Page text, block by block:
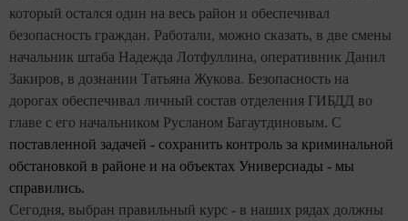
который остался один на весь район и обеспечивал
безопасность граждан. Работали, можно сказать, в две смены
начальник штаба Надежда Лотфуллина, оперативник Данил
Закиров, в дознании Татьяна Жукова. Безопасность на
дорогах обеспечивал личный состав отделения ГИБДД во
главе с его начальником Русланом Багаутдиновым. С
поставленной задачей - сохранить контроль за криминальной
обстановкой в районе и на объектах Универсиады - мы
справились.
Сегодня, выбран правильный курс - в наших рядах должны